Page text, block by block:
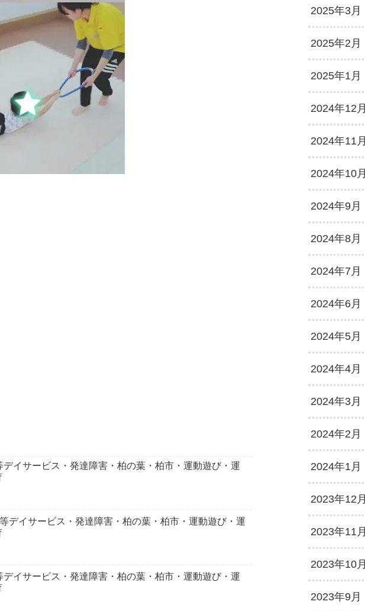
イサービス・発達障害・柏の葉・柏市・運動遊び・運
デイサービス・発達障害・柏の葉・柏市・運動遊び・運
イサービス・発達障害・柏の葉・柏市・運動遊び・運
2025年3月
2025年2月
2025年1月
2024年12月
2024年11月
2024年10月
2024年9月
2024年8月
2024年7月
2024年6月
2024年5月
2024年4月
2024年3月
2024年2月
2024年1月
2023年12月
2023年11月
2023年10月
2023年9月